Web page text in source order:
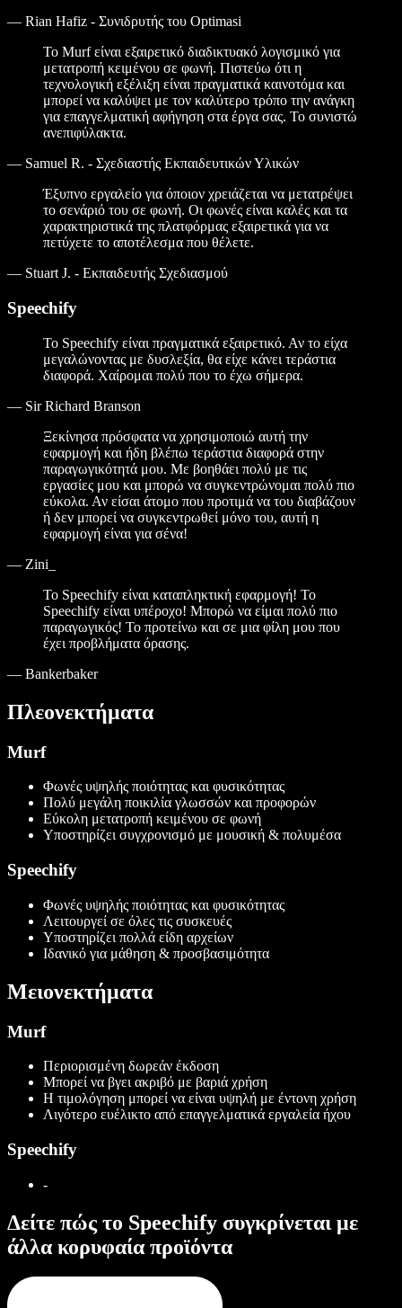
— Rian Hafiz - Συνιδρυτής του Optimasi
Το Murf είναι εξαιρετικό διαδικτυακό λογισμικό για
μετατροπή κειμένου σε φωνή. Πιστεύω ότι η
τεχνολογική εξέλιξη είναι πραγματικά καινοτόμα και
μπορεί να καλύψει με τον καλύτερο τρόπο την ανάγκη
για επαγγελματική αφήγηση στα έργα σας. Το συνιστώ
ανεπιφύλακτα.
— Samuel R. - Σχεδιαστής Εκπαιδευτικών Υλικών
Έξυπνο εργαλείο για όποιον χρειάζεται να μετατρέψει
το σενάριό του σε φωνή. Οι φωνές είναι καλές και τα
χαρακτηριστικά της πλατφόρμας εξαιρετικά για να
πετύχετε το αποτέλεσμα που θέλετε.
— Stuart J. - Εκπαιδευτής Σχεδιασμού
Speechify
Το Speechify είναι πραγματικά εξαιρετικό. Αν το είχα
μεγαλώνοντας με δυσλεξία, θα είχε κάνει τεράστια
διαφορά. Χαίρομαι πολύ που το έχω σήμερα.
— Sir Richard Branson
Ξεκίνησα πρόσφατα να χρησιμοποιώ αυτή την
εφαρμογή και ήδη βλέπω τεράστια διαφορά στην
παραγωγικότητά μου. Με βοηθάει πολύ με τις
εργασίες μου και μπορώ να συγκεντρώνομαι πολύ πιο
εύκολα. Αν είσαι άτομο που προτιμά να του διαβάζουν
ή δεν μπορεί να συγκεντρωθεί μόνο του, αυτή η
εφαρμογή είναι για σένα!
— Zini_
Το Speechify είναι καταπληκτική εφαρμογή! Το
Speechify είναι υπέροχο! Μπορώ να είμαι πολύ πιο
παραγωγικός! Το προτείνω και σε μια φίλη μου που
έχει προβλήματα όρασης.
— Bankerbaker
Πλεονεκτήματα
Murf
Φωνές υψηλής ποιότητας και φυσικότητας
Πολύ μεγάλη ποικιλία γλωσσών και προφορών
Εύκολη μετατροπή κειμένου σε φωνή
Υποστηρίζει συγχρονισμό με μουσική & πολυμέσα
Speechify
Φωνές υψηλής ποιότητας και φυσικότητας
Λειτουργεί σε όλες τις συσκευές
Υποστηρίζει πολλά είδη αρχείων
Ιδανικό για μάθηση & προσβασιμότητα
Μειονεκτήματα
Murf
Περιορισμένη δωρεάν έκδοση
Μπορεί να βγει ακριβό με βαριά χρήση
Η τιμολόγηση μπορεί να είναι υψηλή με έντονη χρήση
Λιγότερο ευέλικτο από επαγγελματικά εργαλεία ήχου
Speechify
-
Δείτε πώς το Speechify συγκρίνεται με
άλλα κορυφαία προϊόντα